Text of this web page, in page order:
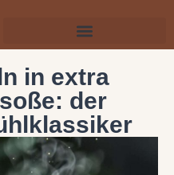
in extra
der